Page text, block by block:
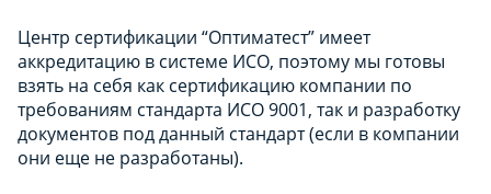
Центр сертификации “Оптиматест” имеет
аккредитацию в системе ИСО, поэтому мы готовы
взять на себя как сертификацию компании по
требованиям стандарта ИСО 9001, так и разработку
документов под данный стандарт (если в компании
они еще не разработаны).